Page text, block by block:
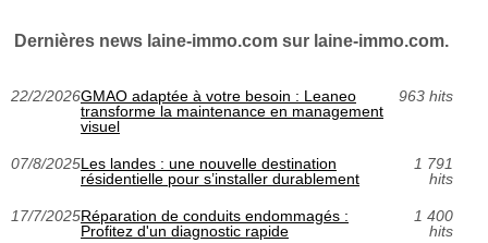
Dernières news laine-immo.com sur laine-immo.com.
22/2/2026GMAO adaptée à votre besoin : Leaneo
transforme la maintenance en management
visuel
963 hits
07/8/2025Les landes : une nouvelle destination
résidentielle pour s’installer durablement
1 791
hits
17/7/2025Réparation de conduits endommagés :
Profitez d'un diagnostic rapide
1 400
hits